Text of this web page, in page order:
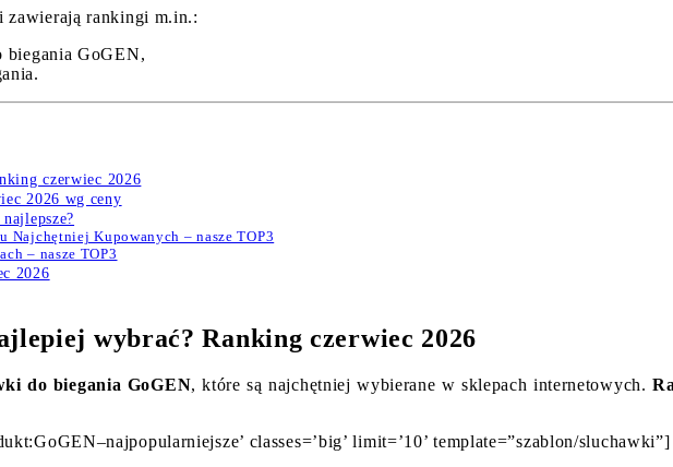
zawierają rankingi m.in.:
biegania GoGEN,
czerwiec 2026
2026 wg ceny
Najchętniej Kupowanych – nasze TOP3
– nasze TOP3
2026
wybrać? Ranking czerwiec 2026
do biegania GoGEN, które są najchętniej wybierane w sklepach internetowych.
classes=’big’ limit=’10’ template=”szablon/sluchawki”]